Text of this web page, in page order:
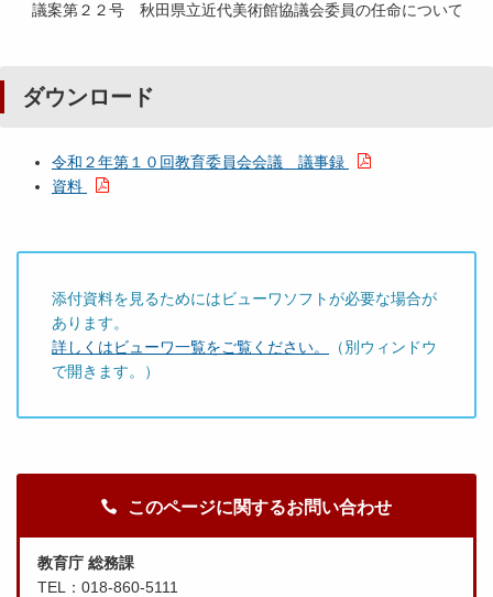
議案第２２号 秋田県立近代美術館協議会委員の任命について
ダウンロード
令和２年第１０回教育委員会会議 議事録
資料
添付資料を見るためにはビューワソフトが必要な場合が
あります。
詳しくはビューワ一覧をご覧ください。
（別ウィンドウ
で開きます。）
このページに関するお問い合わせ
教育庁 総務課
TEL：018-860-5111